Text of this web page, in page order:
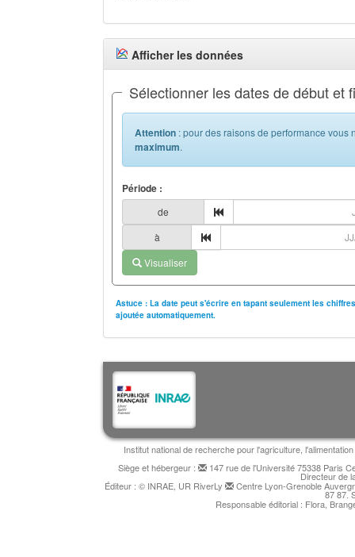
Afficher les données
Sélectionner les dates de début et
Attention : pour des raisons de performance
maximum.
Période :
de
à
Visualiser
Astuce : La date peut s'écrire en tapant seulement les
ajoutée automatiquement.
Institut national de recherche pour l'agriculture,
Siège et hébergeur :
147 rue de l'Université 75338 Paris
Directeur de
Éditeur : © INRAE, UR RiverLy Centre Lyon-Grenoble
87 87.
Responsable éditorial : Flora,